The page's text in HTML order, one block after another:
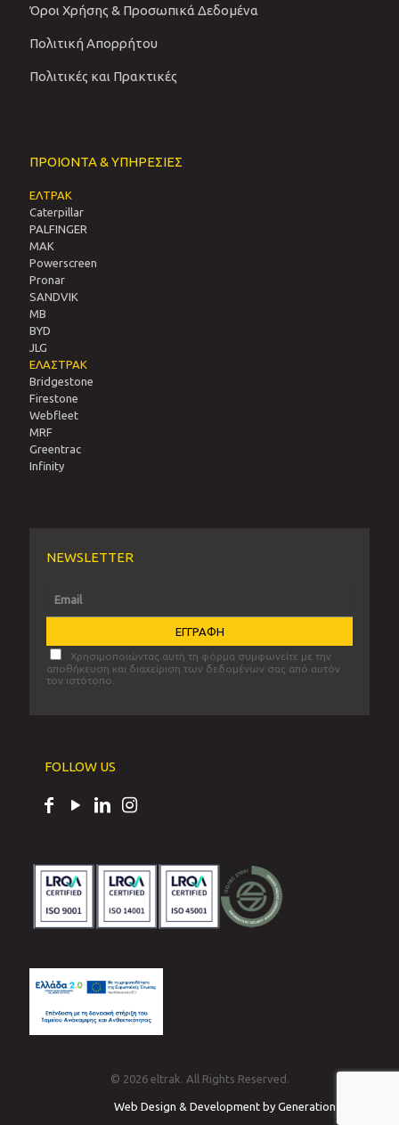
Όροι Χρήσης & Προσωπικά Δεδομένα
Πολιτική Απορρήτου
Πολιτικές και Πρακτικές
ΠΡΟΙΟΝΤΑ & ΥΠΗΡΕΣΙΕΣ
ΕΛΤΡΑΚ
Caterpillar
PALFINGER
MAK
Powerscreen
Pronar
SANDVIΚ
MB
BYD
JLG
ΕΛΑΣΤΡΑΚ
Bridgestone
Firestone
Webfleet
MRF
Greentrac
Infinity
NEWSLETTER
Χρησιμοποιώντας αυτή τη φόρμα συμφωνείτε με την
αποθήκευση και διαχείριση των δεδομένων σας από αυτόν
τον ιστότοπο.
FOLLOW US
© 2026 eltrak. All Rights Reserved.
Web Design & Development by Generation Y